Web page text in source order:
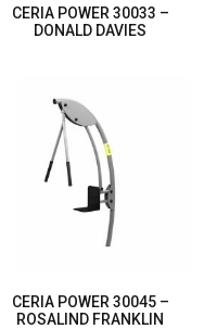
CERIA POWER 30033 –
DONALD DAVIES
CERIA POWER 30045 –
ROSALIND FRANKLIN